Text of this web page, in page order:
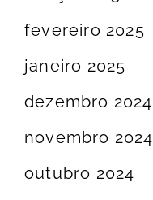
fevereiro 2025
janeiro 2025
dezembro 2024
novembro 2024
outubro 2024